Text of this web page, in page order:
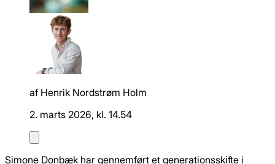
af Henrik Nordstrøm Holm
2. marts 2026, kl. 14.54
Simone Donbæk har gennemført et generationsskifte i